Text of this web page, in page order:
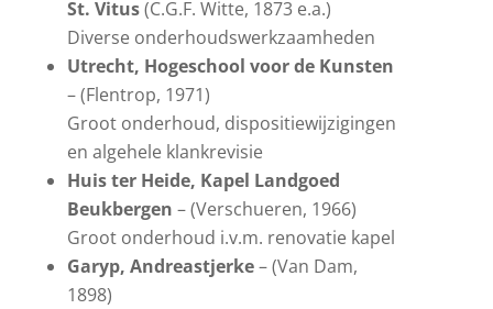
St. Vitus(C.G.F. Witte, 1873 e.a.)
Diverse onderhoudswerkzaamheden
Utrecht, Hogeschool voor de Kunsten
– (Flentrop, 1971)
Groot onderhoud, dispositiewijzigingen
en algehele klankrevisie
Huis ter Heide, Kapel Landgoed
Beukbergen – (Verschueren, 1966)
Groot onderhoud i.v.m. renovatie kapel
Garyp, Andreastjerke– (Van Dam,
1898)